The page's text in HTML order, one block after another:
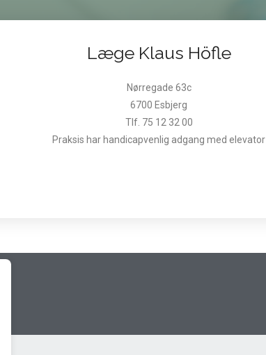
Læge Klaus Höfle
Nørregade 63c
6700 Esbjerg
Tlf. 75 12 32 00
Praksis har handicapvenlig adgang med elevator